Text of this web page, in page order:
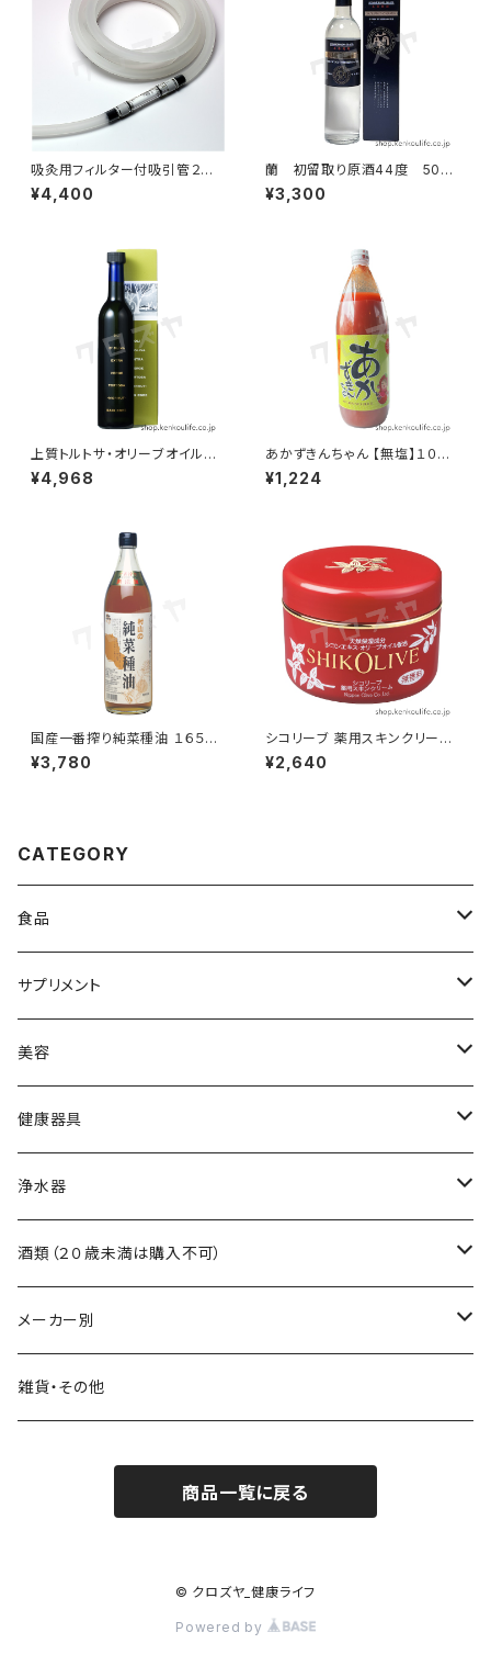
吸灸用フィルター付吸引管２ｍ
｜バンキーにも使用可能｜吸灸
¥4,400
蘭 初留取り原酒44度 500
ml ｜全芋焼酎｜黄金酒造
¥3,300
上質トルトサ・オリーブオイル｜
数量限定の貴重なエキストラバ
ージンオイル｜日本オリーブ
¥4,968
あかずきんちゃん 【無塩】１０００
ml｜北海道ちっぷべつ町トマト
ジュース｜秩父別振興公社
¥1,224
国産一番搾り純菜種油 １６５０g
｜高品質国産菜種を厳選使用
｜村山製油
¥3,780
シコリーブ 薬用スキンクリーム
１８０g｜無香料天然保湿成分
配合｜日本オリーブ
¥2,640
CATEGORY
食品
黒酢
食用油
調味料
自然食品
サプリメント
アミノ酸
ビタミン
ミネラル
食物繊維
美容
スキンケア
ヘアケア
健康器具
吸い玉医療器
吸い玉用部品
浄水器
浄水器本体
浄水器交換フィルター
浄水器部品
酒類（２０歳未満は購入不可）
ワイン
日本酒
メーカー別
霧島黒酢
雑貨・その他
商品一覧に戻る
© クロズヤ_健康ライフ
Powered by